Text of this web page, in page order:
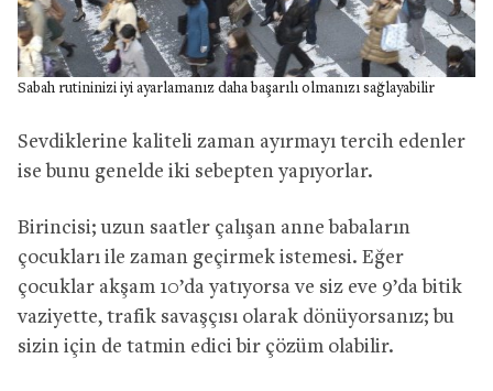
Sabah rutininizi iyi ayarlamanız daha başarılı olmanızı sağlayabilir
Sevdiklerine kaliteli zaman ayırmayı tercih edenler
ise bunu genelde iki sebepten yapıyorlar.
Birincisi; uzun saatler çalışan anne babaların
çocukları ile zaman geçirmek istemesi. Eğer
çocuklar akşam 10’da yatıyorsa ve siz eve 9’da bitik
vaziyette, trafik savaşçısı olarak dönüyorsanız; bu
sizin için de tatmin edici bir çözüm olabilir.